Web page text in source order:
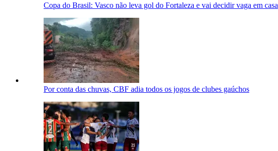
Copa do Brasil: Vasco não leva gol do Fortaleza e vai decidir vaga em casa
Por conta das chuvas, CBF adia todos os jogos de clubes gaúchos